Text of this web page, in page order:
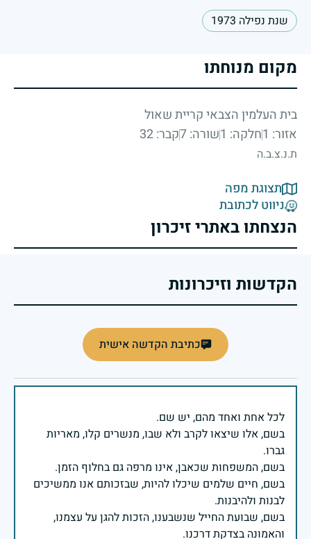
שנת נפילה 1973
מקום מנוחתו
בית העלמין הצבאי קריית שאול
אזור: 1
חלקה: 1 שורה: 7 קבר: 32
ת.נ.צ.ב.ה
תצוגת מפה
ניווט לכתובת
הנצחתו באתרי זיכרון
הקדשות וזיכרונות
כתיבת הקדשה אישית
בשם, אלו שיצאו לקרב ולא שבו, מנשרים קלו, מאריות
בשם, חיים שלמים שיכלו להיות, שבזכותם אנו ממשיכים
בשם, שבועת החייל שנשבענו, הזכות להגן על עצמנו,